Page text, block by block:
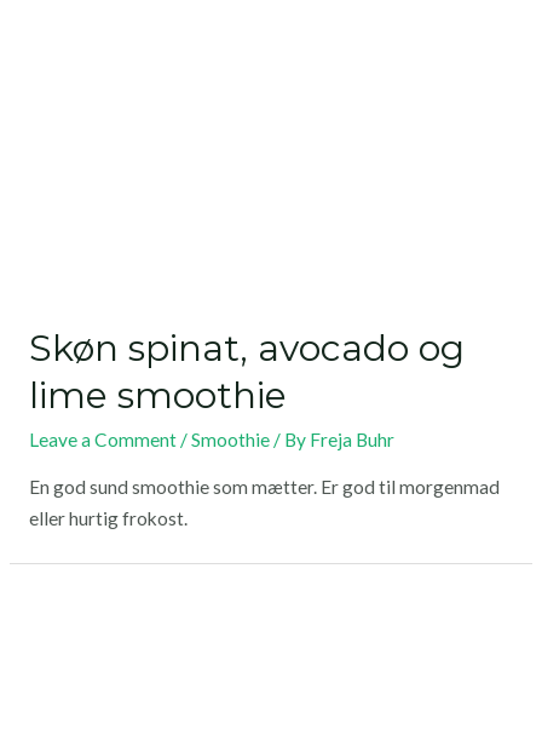
Skøn spinat, avocado og
lime smoothie
Leave a Comment /Smoothie/ By Freja Buhr
En god sund smoothie som mætter. Er god til morgenmad
eller hurtig frokost.